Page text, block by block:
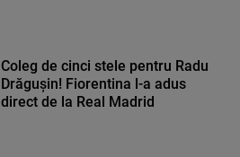
Coleg de cinci stele pentru Radu
Drăgușin! Fiorentina l-a adus
direct de la Real Madrid